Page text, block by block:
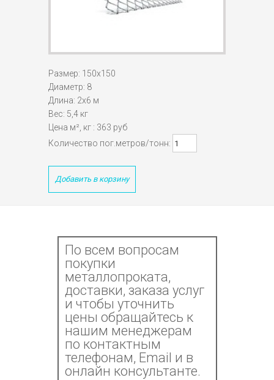
Размер: 150х150
Диаметр: 8
Длина: 2х6 м
Вес: 5,4 кг
Цена м², кг : 363 руб
Количество пог.метров/тонн:
Добавить в корзину
По всем вопросам
покупки
металлопроката,
доставки, заказа услуг
и чтобы уточнить
цены обращайтесь к
нашим менеджерам
по контактным
телефонам, Email и в
онлайн консультанте.